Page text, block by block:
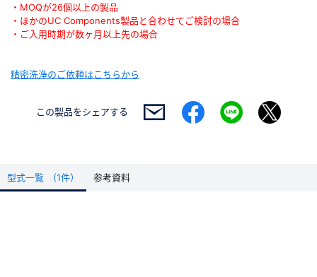
・MOQが26個以上の製品
・ほかのUC Components製品と合わせてご検討の場合
・ご入用時期が数ヶ月以上先の場合
精密洗浄のご依頼はこちらから
この製品をシェアする
型式一覧 (1件） 参考資料